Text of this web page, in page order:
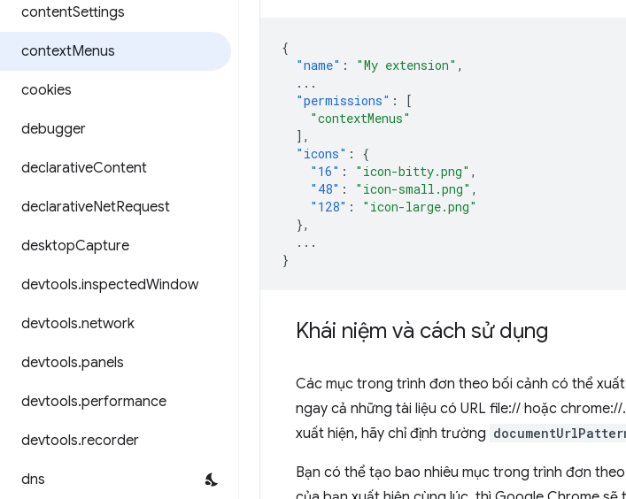
contentSettings
contextMenus
cookies
debugger
declarativeContent
declarativeNetRequest
desktopCapture
devtools.inspectedWindow
devtools.network
devtools.panels
devtools.performance
devtools.recorder
dns
{
"name" : "My extension" ,
...
"permissions" :
[
"contextMenus"
],
"icons" :
{
"16" : "icon-bitty.png" ,
"48" : "icon-small.png" ,
"128" :
"icon-large.png"
},
...
}
Khái niệm và cách sử dụng
Các mục trong trình đơn theo bối cảnh có thể
ngay cả những tài liệu có URL file:// hoặc
xuất hiện, hãy chỉ định trường
Bạn có thể tạo bao nhiêu mục trong trình đơn